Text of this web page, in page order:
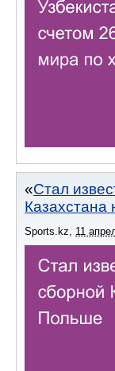
Стал
Sports.kz, 11